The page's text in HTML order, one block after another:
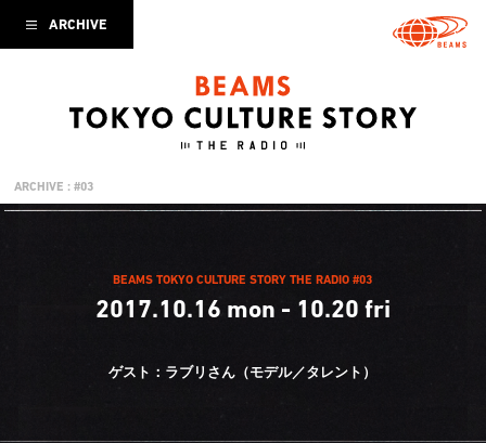
ARCHIVE
ARCHIVE : #03
BEAMS TOKYO CULTURE STORY THE RADIO #03
2017.10.16 mon - 10.20 fri
ゲスト：ラブリさん（モデル／タレント）